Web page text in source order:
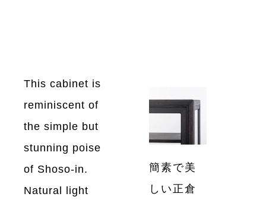
This cabinet is
reminiscent of
the simple but
stunning poise
of Shoso-in.
Natural light
簡素で美
しい正倉